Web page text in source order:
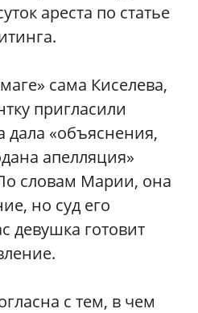
ареста по статье
сама Киселева,
пригласили
дала «объяснения,
апелляция»
словам Марии, она
но суд его
девушка готовит
с тем, в чем